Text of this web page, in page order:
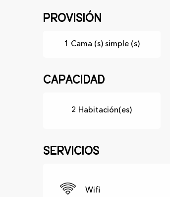
Provisión
1 Cama (s) simple (s)
Capacidad
2 Habitación(es)
Servicios
Wifi